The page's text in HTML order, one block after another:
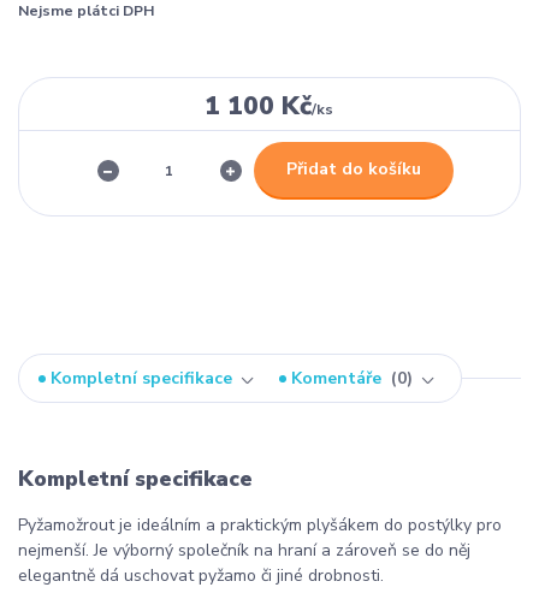
Nejsme plátci DPH
1 100 Kč/ks
Přidat do košíku
Kompletní specifikace Komentáře 0
Kompletní specifikace
Pyžamožrout je ideálním a praktickým plyšákem do postýlky pro
nejmenší. Je výborný společník na hraní a zároveň se do něj
elegantně dá uschovat pyžamo či jiné drobnosti.